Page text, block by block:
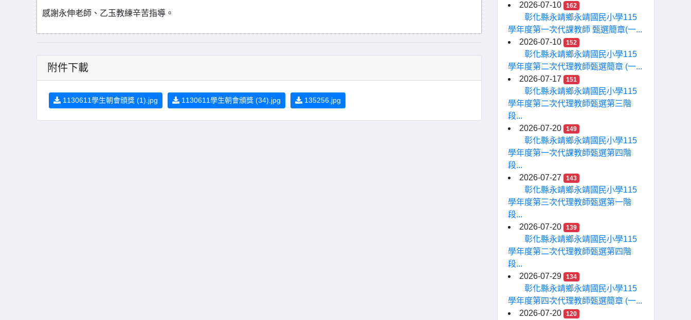
感謝永伸老師、乙玉教練辛苦指導。
附件下載
1130611學生朝會頒獎 (1).jpg 1130611學生朝會頒獎 (34).jpg 135256.jpg
2026-07-10
162
彰化縣永靖鄉永靖國民小學115
學年度第一次代課教師 甄選簡章(一...
2026-07-10
152
彰化縣永靖鄉永靖國民小學115
學年度第二次代理教師甄選簡章 (一...
2026-07-17
151
彰化縣永靖鄉永靖國民小學115
學年度第二次代理教師甄選第三階
段...
2026-07-20
149
彰化縣永靖鄉永靖國民小學115
學年度第一次代課教師甄選第四階
段...
2026-07-27
143
彰化縣永靖鄉永靖國民小學115
學年度第三次代理教師甄選第一階
段...
2026-07-20
139
彰化縣永靖鄉永靖國民小學115
學年度第二次代理教師甄選第四階
段...
2026-07-29
134
彰化縣永靖鄉永靖國民小學115
學年度第四次代理教師甄選簡章 (一...
2026-07-20
120